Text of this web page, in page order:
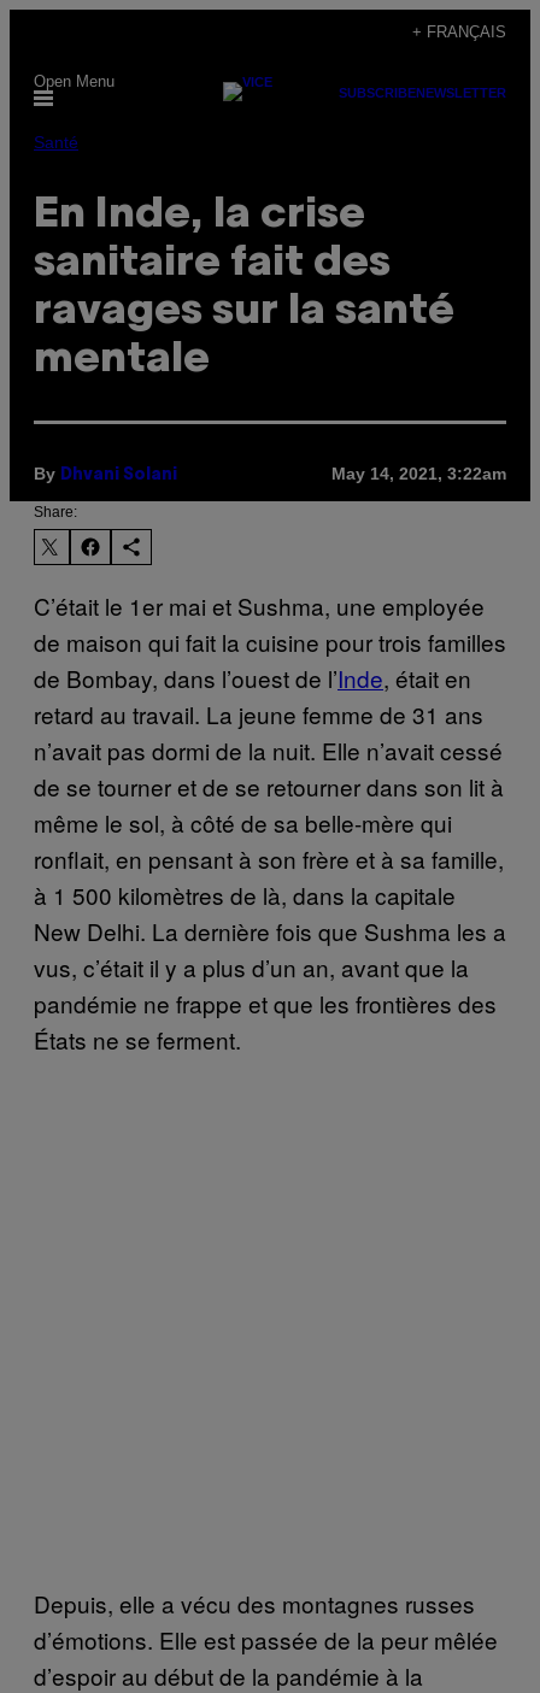
content
+ FRANÇAIS
Open Menu
SUBSCRIBENEWSLETTER
Santé
En Inde, la crise
sanitaire fait des
ravages sur la santé
mentale
By Dhvani Solani May 14, 2021, 3:22am
Share:
C’était le 1er mai et Sushma, une employée
de maison qui fait la cuisine pour trois familles
de Bombay, dans l’ouest de l’Inde, était en
retard au travail. La jeune femme de 31 ans
n’avait pas dormi de la nuit. Elle n’avait cessé
de se tourner et de se retourner dans son lit à
même le sol, à côté de sa belle-mère qui
ronflait, en pensant à son frère et à sa famille,
à 1 500 kilomètres de là, dans la capitale
New Delhi. La dernière fois que Sushma les a
vus, c’était il y a plus d’un an, avant que la
pandémie ne frappe et que les frontières des
États ne se ferment.
Depuis, elle a vécu des montagnes russes
d’émotions. Elle est passée de la peur mêlée
d’espoir au début de la pandémie à la